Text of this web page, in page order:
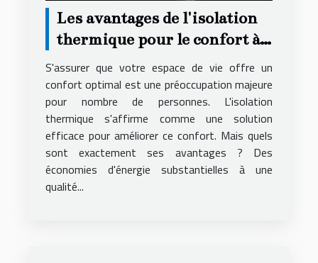
Les avantages de l'isolation
thermique pour le confort à
S'assurer que votre espace de vie offre un
confort optimal est une préoccupation majeure
pour nombre de personnes. L'isolation
thermique s'affirme comme une solution
efficace pour améliorer ce confort. Mais quels
sont exactement ses avantages ? Des
économies d'énergie substantielles à une
qualité...